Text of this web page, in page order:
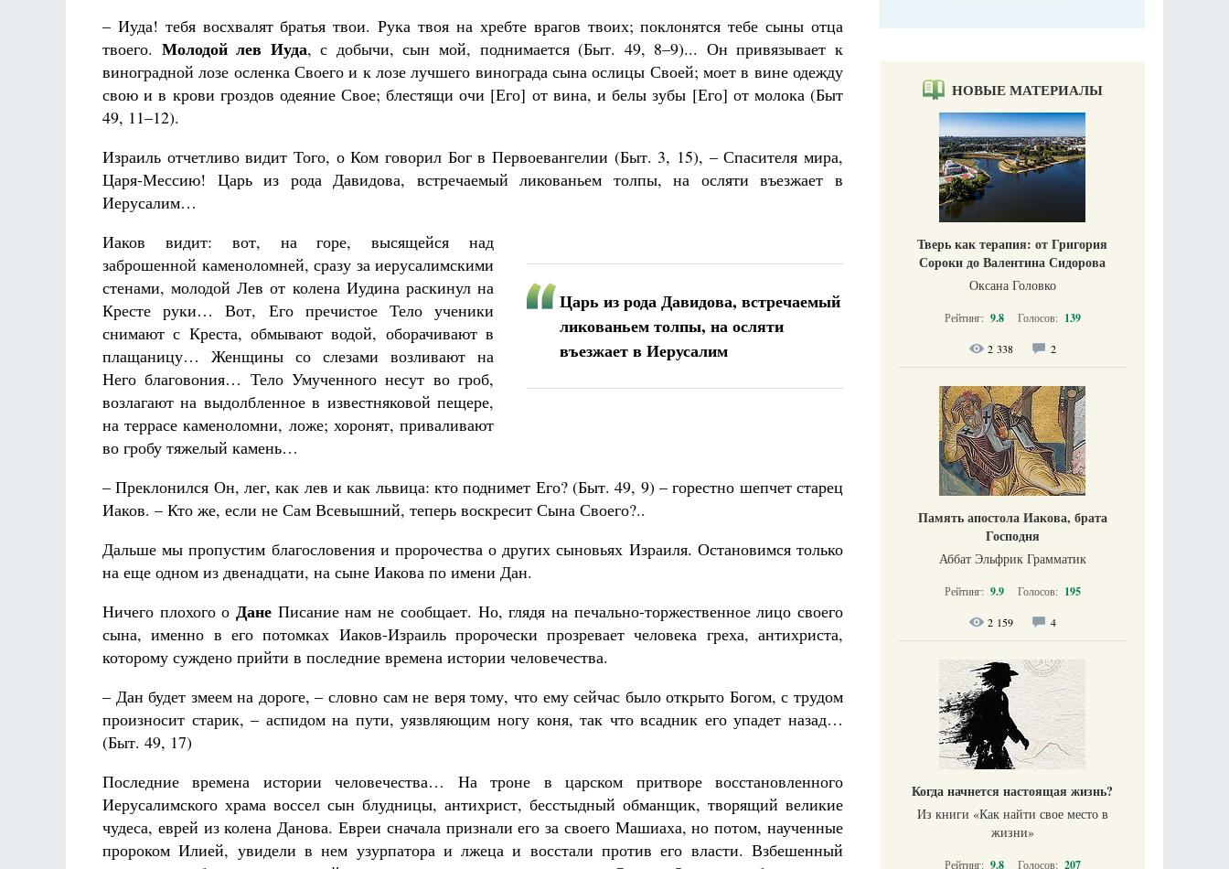
– Иуда! тебя восхвалят братья твои. Рука твоя на хребте врагов твоих; поклонятся тебе сыны отца
твоего. Молодой лев Иуда, с добычи, сын мой, поднимается (Быт. 49, 8–9)... Он привязывает к
виноградной лозе осленка Своего и к лозе лучшего винограда сына ослицы Своей; моет в вине одежду
свою и в крови гроздов одеяние Свое; блестящи очи [Его] от вина, и белы зубы [Его] от молока (Быт
49, 11–12).
Израиль отчетливо видит Того, о Ком говорил Бог в Первоевангелии (Быт. 3, 15), – Спасителя мира,
Царя-Мессию! Царь из рода Давидова, встречаемый ликованьем толпы, на осляти въезжает в
Иерусалим…
Царь из рода Давидова, встречаемый
ликованьем толпы, на осляти
въезжает в Иерусалим
Иаков видит: вот, на горе, высящейся над
заброшенной каменоломней, сразу за иерусалимскими
стенами, молодой Лев от колена Иудина раскинул на
Кресте руки… Вот, Его пречистое Тело ученики
снимают с Креста, обмывают водой, оборачивают в
плащаницу… Женщины со слезами возливают на
Него благовония… Тело Умученного несут во гроб,
возлагают на выдолбленное в известняковой пещере,
на террасе каменоломни, ложе; хоронят, приваливают
во гробу тяжелый камень…
– Преклонился Он, лег, как лев и как львица: кто поднимет Его? (Быт. 49, 9) – горестно шепчет старец
Иаков. – Кто же, если не Сам Всевышний, теперь воскресит Сына Своего?..
Дальше мы пропустим благословения и пророчества о других сыновьях Израиля. Остановимся только
на еще одном из двенадцати, на сыне Иакова по имени Дан.
Ничего плохого оДане Писание нам не сообщает. Но, глядя на печально-торжественное лицо своего
сына, именно в его потомках Иаков-Израиль пророчески прозревает человека греха, антихриста,
которому суждено прийти в последние времена истории человечества.
– Дан будет змеем на дороге, – словно сам не веря тому, что ему сейчас было открыто Богом, с трудом
произносит старик, – аспидом на пути, уязвляющим ногу коня, так что всадник его упадет назад…
(Быт. 49, 17)
Последние времена истории человечества… На троне в царском притворе восстановленного
Иерусалимского храма воссел сын блудницы, антихрист, бесстыдный обманщик, творящий великие
чудеса, еврей из колена Данова. Евреи сначала признали его за своего Машиаха, но потом, наученные
пророком Илией, увидели в нем узурпатора и лжеца и восстали против его власти. Взбешенный
НОВЫЕ МАТЕРИАЛЫ
Тверь как терапия: от Григория
Сороки до Валентина Сидорова
Оксана Головко
Рейтинг: 9.8 Голосов: 139
2 338 2
Память апостола Иакова, брата
Господня
Аббат Эльфрик Грамматик
Рейтинг: 9.9 Голосов: 195
2 159 4
Когда начнется настоящая жизнь?
Из книги «Как найти свое место в
жизни​»
Рейтинг: 9.8 Голосов: 207